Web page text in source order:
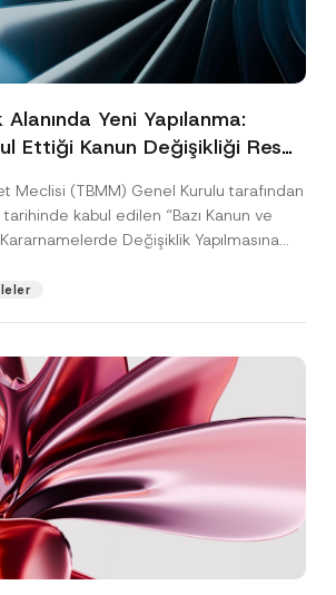
Yeni Yapılanma:
Ettiği Kanun Değişikliği Resmî
Meclisi (TBMM) Genel Kurulu tarafından
kabul edilen “Bazı Kanun ve
Değişiklik Yapılmasına